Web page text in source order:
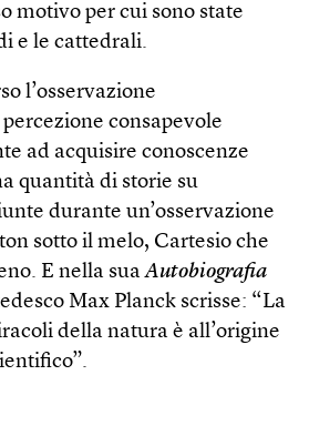
motivo per cui sono state
e le cattedrali.
l’osservazione
consapevole
ad acquisire conoscenze
quantità di storie su
durante un’osservazione
sotto il melo, Cartesio che
E nella suaAutobiografia
Max Planck scrisse: “La
della natura è all’origine